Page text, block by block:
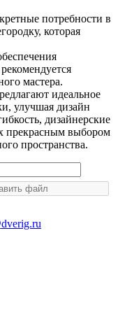
потребности в
которая
мастера.
идеальное
улучшая дизайн
дизайнерские
прекрасным выбором
пространства.